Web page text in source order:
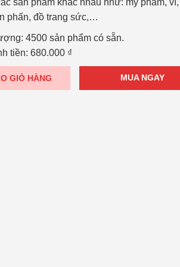
sản phẩm khác nhau như: mỹ phẩm,
phấn, đồ trang sức,…
4500 sản phẩm có sẵn.
tiền:680.000 ₫
GIỎ HÀNG MUA NGAY